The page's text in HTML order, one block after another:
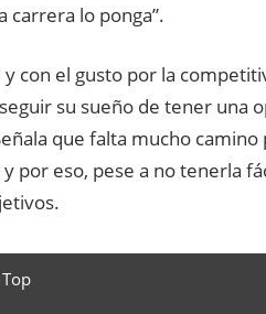
lo ponga”.
con el gusto por la
su sueño de tener una
que falta mucho camino
por eso, pese a no tenerla